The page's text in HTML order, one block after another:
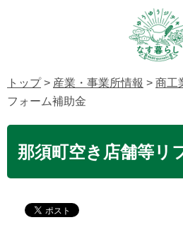
トップ> 産業・事業所情報 > 商工
フォーム補助金
那須町空き店舗等リ